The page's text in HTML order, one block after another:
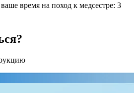
время на поход к медсестре: 3